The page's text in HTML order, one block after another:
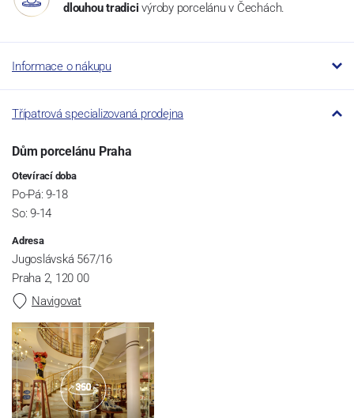
dlouhou tradici výroby porcelánu v Čechách.
Informace o nákupu
Třípatrová specializovaná prodejna
Dům porcelánu Praha
Otevírací doba
Po-Pá: 9-18
So: 9-14
Adresa
Jugoslávská 567/16
Praha 2, 120 00
Navigovat